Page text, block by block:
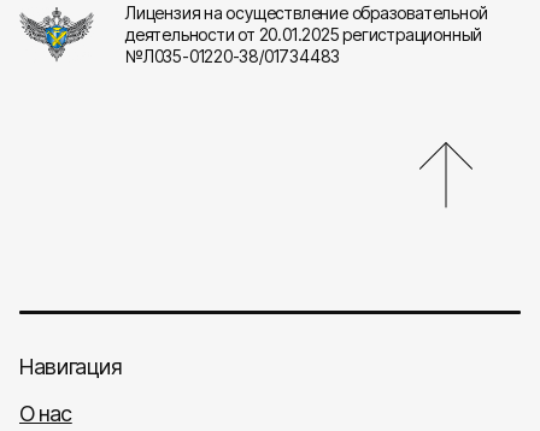
Лицензия на осуществление образовательной
деятельности от 20.01.2025 регистрационный
№Л035-01220-38/01734483
Навигация
О нас